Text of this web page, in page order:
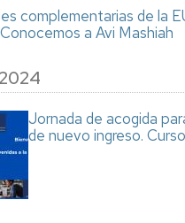
complementarias de la
a Avi Mashiah
Jornada de acogida
de nuevo ingreso.